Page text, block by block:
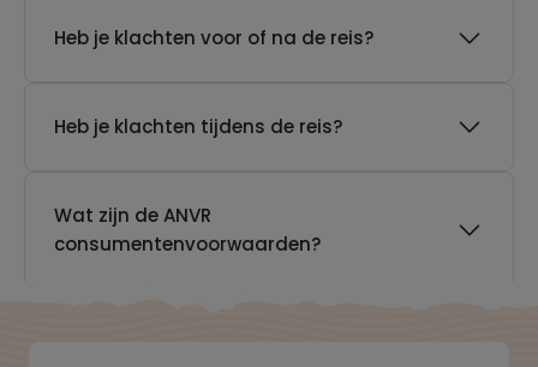
Heb je klachten voor of na de reis?
Heb je klachten tijdens de reis?
Wat zijn de ANVR
consumentenvoorwaarden?